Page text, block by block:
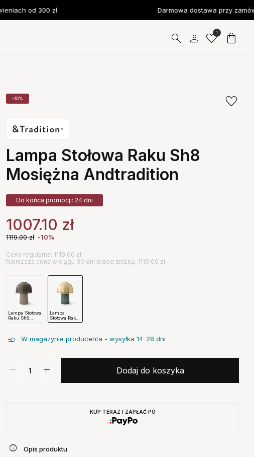
od 300 zł Darmowa dostawa przy
1
-10%
Lampa Stołowa Raku Sh8
Mosiężna Andtradition
Do końca promocji: 24 dni
1007.10 zł
1119.00zł -10%
Cena regularna: 1119.00 zł
Najniższa cena w ciągu 30 dni przed zniżką: 1119.00 zł
Lampa Stołowa
Raku Sh8
Lampa
Stołowa Raku
Sh8
W magazynie producenta - wysyłka 14-28 dni
Dodaj do koszyka
KUP TERAZ I ZAPŁAĆ PO
Opis produktu